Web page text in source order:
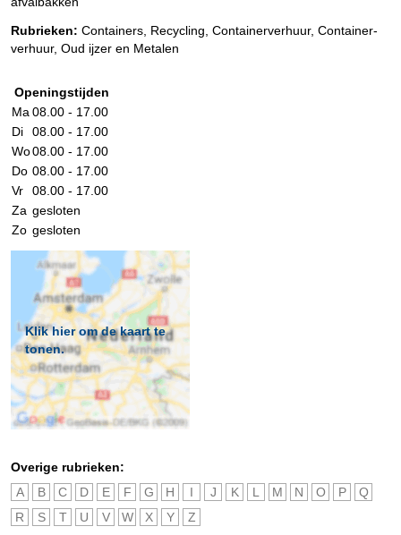
Rubrieken: Containers Recycling Containerverhuur, Container-
verhuur, Oud ijzer en Metalen
Openingstijden
Ma 08.00 - 17.00
Di
08.00 - 17.00
Wo08.00 - 17.00
Do 08.00 - 17.00
Vr
08.00 - 17.00
Za gesloten
Zo gesloten
Klik hier om de kaart te
tonen.
Overige rubrieken:
A
B C D E F G H I J K L M N O P
Q
R
S T U V W X Y Z